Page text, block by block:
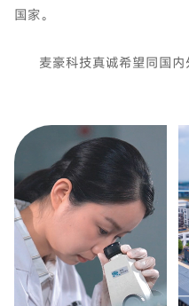
国家。
麦豪科技真诚希望同国内